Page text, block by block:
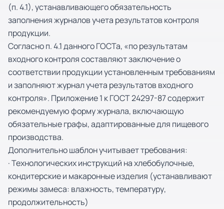
(п. 4.1), устанавливающего обязательность
заполнения журналов учета результатов контроля
продукции.
Согласно п. 4.1 данного ГОСТа, «по результатам
входного контроля составляют заключение о
соответствии продукции установленным требованиям
и заполняют журнал учета результатов входного
контроля». Приложение 1 к ГОСТ 24297-87 содержит
рекомендуемую форму журнала, включающую
обязательные графы, адаптированные для пищевого
производства.
Дополнительно шаблон учитывает требования:
· Технологических инструкций на хлебобулочные,
кондитерские и макаронные изделия (устанавливают
режимы замеса: влажность, температуру,
продолжительность)